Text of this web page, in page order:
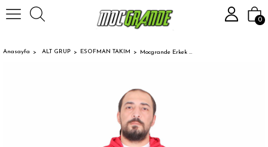
0
Anasayfa ALT GRUP ESOFMAN TAKIM Mocgrande Erkek Büyük Beden Eşofman Takım Parçalı MG TK722 SIYAH